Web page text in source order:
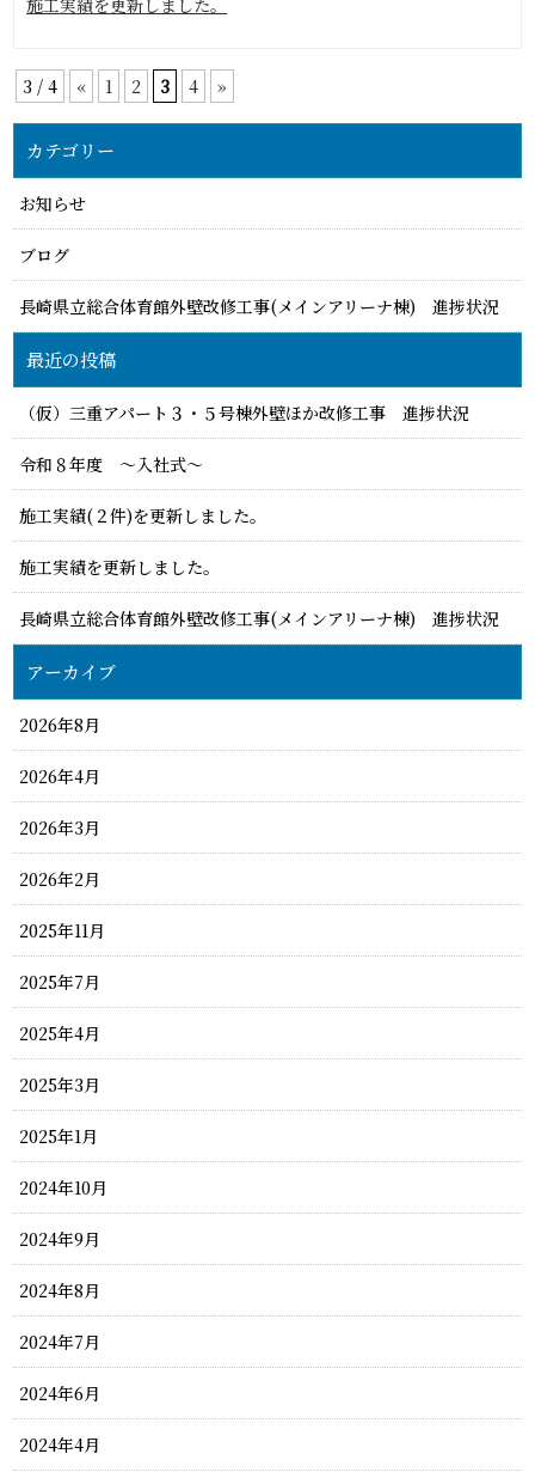
施工実績を更新しました。
3 / 4 « 1 2 3 4 »
カテゴリー
お知らせ
ブログ
長崎県立総合体育館外壁改修工事(メインアリーナ棟) 進捗状況
最近の投稿
（仮）三重アパート３・５号棟外壁ほか改修工事 進捗状況
令和８年度 ～入社式～
施工実績(２件)を更新しました。
施工実績を更新しました。
長崎県立総合体育館外壁改修工事(メインアリーナ棟) 進捗状況
アーカイブ
2026年8月
2026年4月
2026年3月
2026年2月
2025年11月
2025年7月
2025年4月
2025年3月
2025年1月
2024年10月
2024年9月
2024年8月
2024年7月
2024年6月
2024年4月